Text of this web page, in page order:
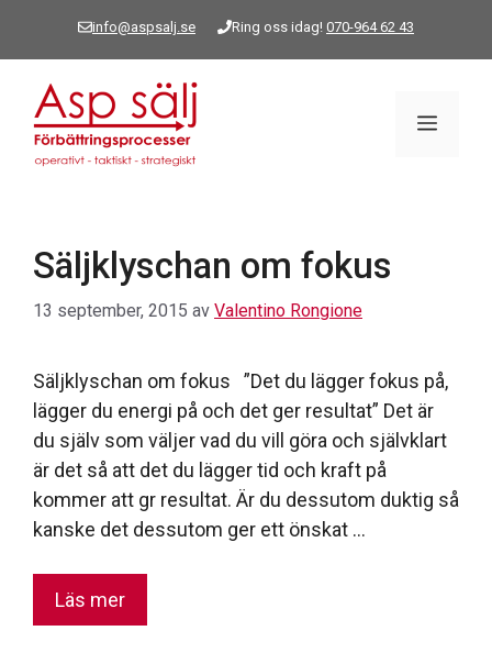
info@aspsalj.se Ring oss idag! 070-964 62 43
Meny
Säljklyschan om fokus
13 september, 2015 av Valentino Rongione
Säljklyschan om fokus ”Det du lägger fokus på,
lägger du energi på och det ger resultat” Det är
du själv som väljer vad du vill göra och självklart
är det så att det du lägger tid och kraft på
kommer att gr resultat. Är du dessutom duktig så
kanske det dessutom ger ett önskat …
Läs mer